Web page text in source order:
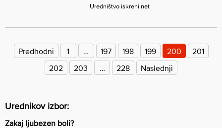
Uredništvo iskreni.net
prispevkov
Predhodni 1 197 198 199 200
201
202
203 228 Naslednji
Urednikov izbor:
Zakaj ljubezen boli?